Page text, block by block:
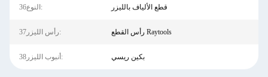
36النوع: قطع الألياف بالليزر
37رأس الليزر: رأس القطع Raytools
38أنبوب الليزر: بكين ريسي